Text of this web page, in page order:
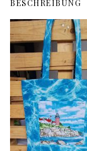
BESCHREIBUNG